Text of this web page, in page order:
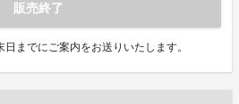
販売終了
までにご案内をお送りいたします。